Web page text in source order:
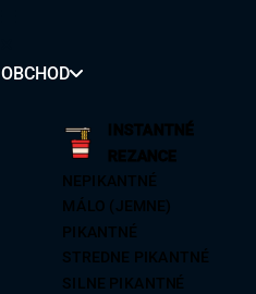
UDON
RYŽOVÉ
REZANCE
PŠENIČNÉ REZANCE
OBCHOD
INSTANTNÉ
REZANCE
NEPIKANTNÉ
MÁLO (JEMNE)
PIKANTNÉ
STREDNE PIKANTNÉ
SILNE PIKANTNÉ